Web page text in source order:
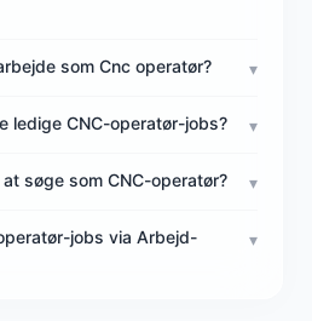
som Cnc operatør? ▾
ledige CNC-operatør-jobs? ▾
søge som CNC-operatør? ▾
jobs via Arbejd-
▾